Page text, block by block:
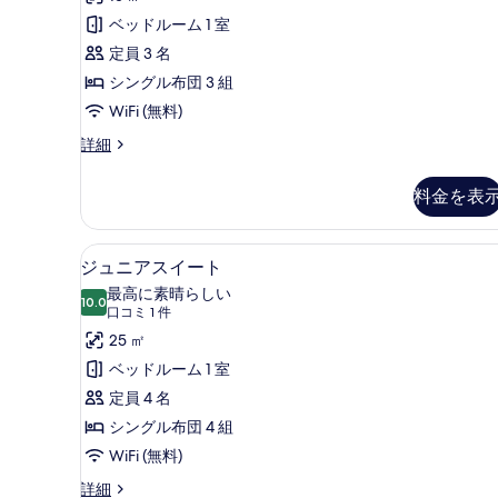
す
る
ア
の
す
べ
て
真
を
表
示
す
る
ミ
3
件)
ベッドルーム 1 室
定員 3 名
シングル布団 3 組
WiFi (無料)
詳細
ス
ア
の
詳
料金を表
ジ
ュ
ニ
ア
ス
イ
ー
ト
の
16
ジュニアスイート
10.010 点中 10.0
最高に素晴らしい
口コミ 1 件
(口
コ
ミ
1
件)
25 ㎡
ベッドルーム 1 室
定員 4 名
シングル布団 4 組
WiFi (無料)
詳細
ジ